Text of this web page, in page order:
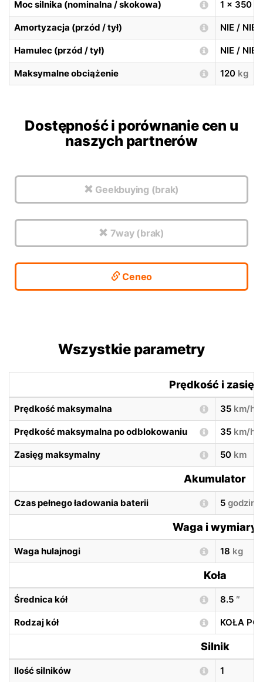
Moc silnika (nominalna / skokowa) 1 x 350
Amortyzacja (przód / tył) NIE / NIE
Hamulec (przód / tył) NIE / NIE
Maksymalne obciążenie 120 kg
Dostępność i porównanie cen u
naszych partnerów
Geekbuying (brak)
7way (brak)
Ceneo
Wszystkie parametry
Prędkość i zasięg
Prędkość maksymalna 35 km/h
Prędkość maksymalna po odblokowaniu 35 km/h
Zasięg maksymalny 50 km
Akumulator
Czas pełnego ładowania baterii 5 godzin
Waga i wymiary
Waga hulajnogi 18 kg
Koła
Średnica kół 8.5 ″
Rodzaj kół KOŁA
Silnik
Ilość silników 1